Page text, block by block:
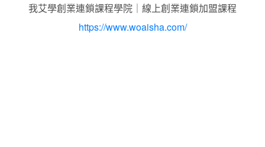
我艾學創業連鎖課程學院｜線上創業連鎖加盟課程
https://www.woaisha.com/